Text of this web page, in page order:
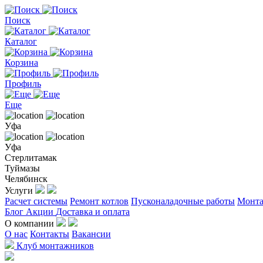
Поиск
Каталог
Корзина
Профиль
Еще
Уфа
Уфа
Стерлитамак
Туймазы
Челябинск
Услуги
Расчет системы Ремонт котлов Пусконаладочные работы
Блог Акции Доставка и оплата
О компании
О нас Контакты Вакансии
Клуб монтажников